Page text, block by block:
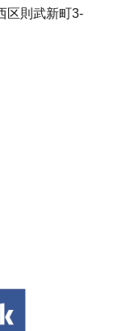
区則武新町3-